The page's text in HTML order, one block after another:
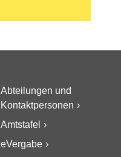
Abteilungen und
Kontaktpersonen
Amtstafel
eVergabe